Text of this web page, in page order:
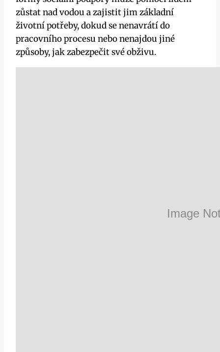
zůstat nad vodou a zajistit jim základní
životní potřeby, dokud se nenavrátí do
pracovního procesu nebo nenajdou jiné
způsoby, jak zabezpečit své obživu.